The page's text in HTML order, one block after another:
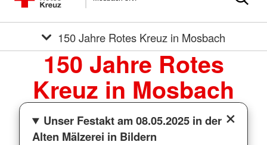
150 Jahre Rotes Kreuz in Mosbach
150 Jahre Rotes
Kreuz in Mosbach
Unser Festakt am 08.05.2025 in der
Alten Mälzerei in Bildern